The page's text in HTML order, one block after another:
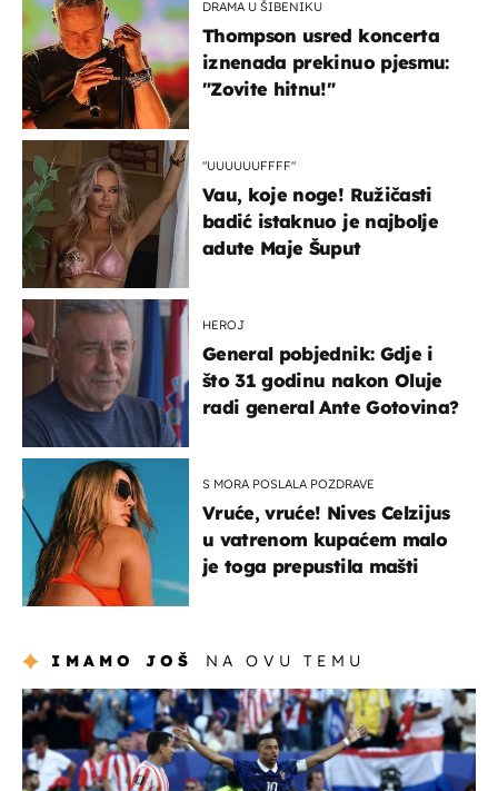
DRAMA U ŠIBENIKU
Thompson usred koncerta
iznenada prekinuo pjesmu:
"Zovite hitnu!"
"UUUUUUFFFF"
Vau, koje noge! Ružičasti
badić istaknuo je najbolje
adute Maje Šuput
HEROJ
General pobjednik: Gdje i
što 31 godinu nakon Oluje
radi general Ante Gotovina?
S MORA POSLALA POZDRAVE
Vruće, vruće! Nives Celzijus
u vatrenom kupaćem malo
je toga prepustila mašti
IMAMO JOŠ NA OVU TEMU
svjetsko prvenstvo 2026